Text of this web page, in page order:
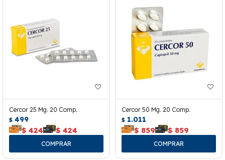
Cercor 25 Mg. 20 Comp.
$ 499
$ 424 $ 424
Cercor 50 Mg. 20 Comp.
$ 1.011
$ 859 $ 859